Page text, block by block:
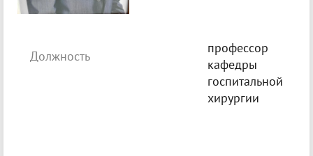
Должность
профессор
кафедры
госпитальной
хирургии